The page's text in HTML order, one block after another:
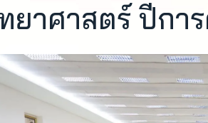
ยาศาสตร์ ปีกา